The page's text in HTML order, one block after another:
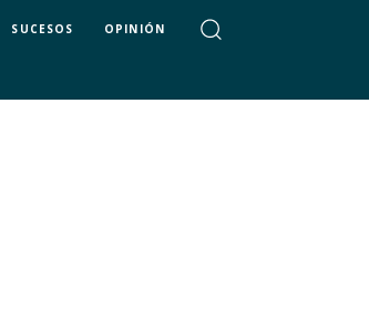
SUCESOS OPINIÓN